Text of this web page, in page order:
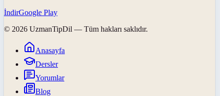
İndirGoogle Play
© 2026 UzmanTipDil — Tüm hakları saklıdır.
Anasayfa
Dersler
Yorumlar
Blog